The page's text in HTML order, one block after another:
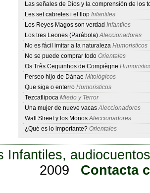
Las señales de Dios y la comprensión de los
Les set cabretes i el llop Infantiles
Los Reyes Magos son verdad Infantiles
Los tres Leones (Parábola)Aleccionadores
No es fácil imitar a la naturaleza Humoristicos
No se puede comprar todo Orientales
Os Três Ceguinhos de Compiègne
Perseo hijo de Dánae Mitológicos
Que siga o enterro Humoristicos
Tezcatlipoca Miedo y Terror
Una mujer de nueve vacasAleccionadores
Wall Street y los MonosAleccionadores
¿Qué es lo importante? Orientales
Infantiles,
2009
Contacta